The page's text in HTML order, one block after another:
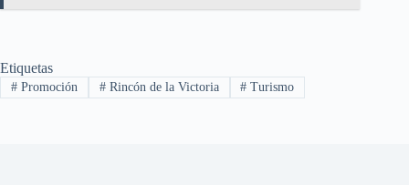
Etiquetas
#Promoción #Rincón de la Victoria # Turismo